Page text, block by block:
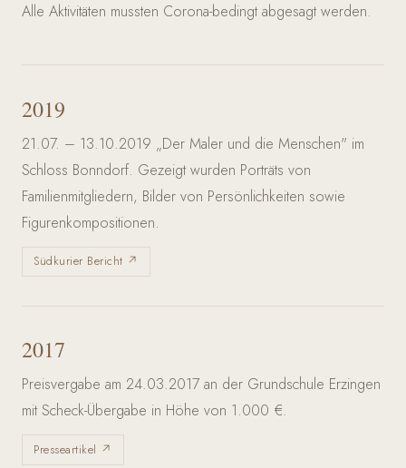
Alle Aktivitäten mussten Corona-bedingt abgesagt werden.
2019
21.07. – 13.10.2019 „Der Maler und die Menschen" im
Schloss Bonndorf. Gezeigt wurden Porträts von
Familienmitgliedern, Bilder von Persönlichkeiten sowie
Figurenkompositionen.
Südkurier Bericht ↗
2017
Preisvergabe am 24.03.2017 an der Grundschule Erzingen
mit Scheck-Übergabe in Höhe von 1.000 €.
Presseartikel ↗